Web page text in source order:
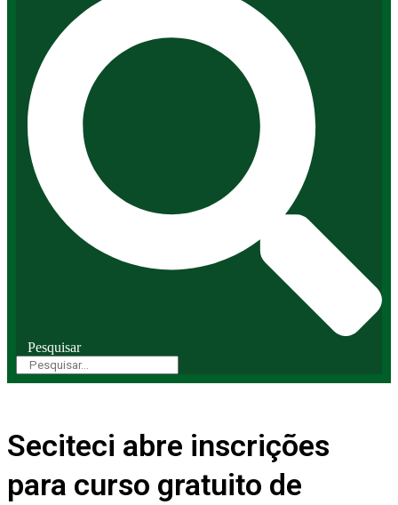
Pesquisar
Seciteci abre inscrições
para curso gratuito de